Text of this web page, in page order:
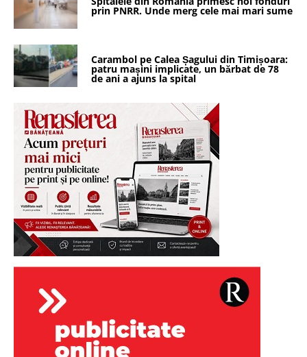
prin PNRR. Unde merg cele mai mari sume
Carambol pe Calea Șagului din Timișoara:
patru mașini implicate, un bărbat de 78
de ani a ajuns la spital